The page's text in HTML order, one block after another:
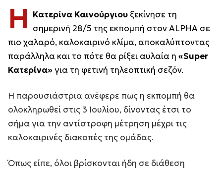
Η Κατερίνα Καινούργιουξεκίνησε τη
σημερινή 28/5 της εκπομπή στoν ALPHA σε
πιο χαλαρό, καλοκαιρινό κλίμα, αποκαλύπτοντας
παράλληλα και το πότε θα ρίξει αυλαία η «Super
Κατερίνα» για τη φετινή τηλεοπτική σεζόν.
Η παρουσιάστρια ανέφερε πως η εκπομπή θα
ολοκληρωθεί στις 3 Ιουλίου, δίνοντας έτσι το
σήμα για την αντίστροφη μέτρηση μέχρι τις
καλοκαιρινές διακοπές της ομάδας.
Όπως είπε, όλοι βρίσκονται ήδη σε διάθεση